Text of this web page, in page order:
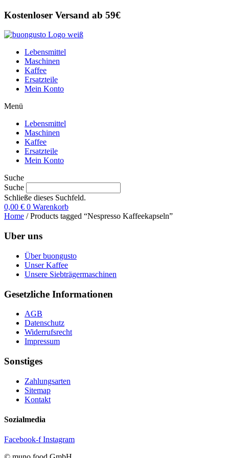
Zum
wechseln
Kostenloser Versand ab 59€
Lebensmittel
Maschinen
Kaffee
Ersatzteile
Mein Konto
Menü
Lebensmittel
Maschinen
Kaffee
Ersatzteile
Mein Konto
Suche
Suche
Schließe dieses Suchfeld.
0,00 € 0 Warenkorb
Home / Products tagged “Nespresso Kaffeekapseln”
Uber uns
Über buongusto
Unser Kaffee
Unsere Siebträgermaschinen
Gesetzliche Informationen
AGB
Datenschutz
Widerrufsrecht
Impressum
Sonstiges
Zahlungsarten
Sitemap
Kontakt
Sozialmedia
Facebook-f Instagram